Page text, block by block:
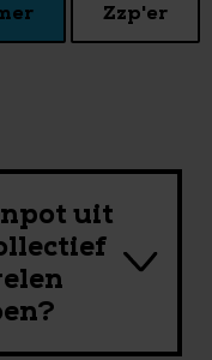
Zzp'er
uit